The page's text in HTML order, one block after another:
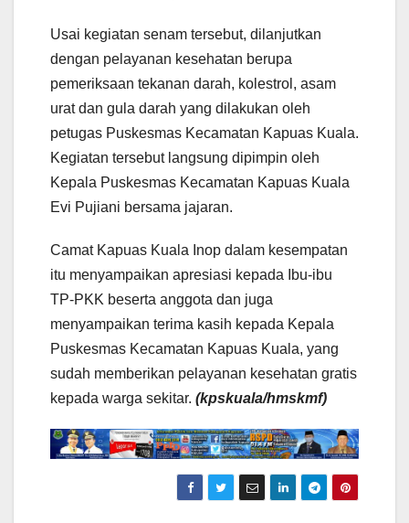
Usai kegiatan senam tersebut, dilanjutkan
dengan pelayanan kesehatan berupa
pemeriksaan tekanan darah, kolestrol, asam
urat dan gula darah yang dilakukan oleh
petugas Puskesmas Kecamatan Kapuas Kuala.
Kegiatan tersebut langsung dipimpin oleh
Kepala Puskesmas Kecamatan Kapuas Kuala
Evi Pujiani bersama jajaran.
Camat Kapuas Kuala Inop dalam kesempatan
itu menyampaikan apresiasi kepada Ibu-ibu
TP-PKK beserta anggota dan juga
menyampaikan terima kasih kepada Kepala
Puskesmas Kecamatan Kapuas Kuala, yang
sudah memberikan pelayanan kesehatan gratis
kepada warga sekitar. (kpskuala/hmskmf)